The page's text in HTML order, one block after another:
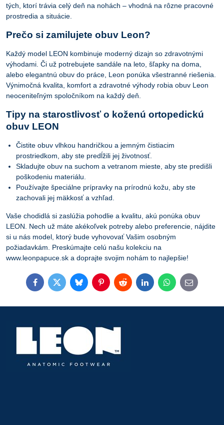
tých, ktorí trávia celý deň na nohách – vhodná na rôzne pracovné
prostredia a situácie.
Prečo si zamilujete obuv Leon?
Každý model LEON kombinuje moderný dizajn so zdravotnými
výhodami. Či už potrebujete sandále na leto, šľapky na doma,
alebo elegantnú obuv do práce, Leon ponúka všestranné riešenia.
Výnimočná kvalita, komfort a zdravotné výhody robia obuv Leon
neoceniteľným spoločníkom na každý deň.
Tipy na starostlivosť o koženú ortopedickú
obuv LEON
Čistite obuv vlhkou handričkou a jemným čistiacim
prostriedkom, aby ste predĺžili jej životnosť.
Skladujte obuv na suchom a vetranom mieste, aby ste predišli
poškodeniu materiálu.
Používajte špeciálne prípravky na prírodnú kožu, aby ste
zachovali jej mäkkosť a vzhľad.
Vaše chodidlá si zaslúžia pohodlie a kvalitu, akú ponúka obuv
LEON. Nech už máte akékoľvek potreby alebo preferencie, nájdite
si u nás model, ktorý bude vyhovovať Vašim osobným
požiadavkám. Preskúmajte celú našu kolekciu na
www.leonpapuce.sk a doprajte svojim nohám to najlepšie!
FacebookTwitterBlueskyPinterestRedditLinkedInWhatsApp
E-
mail